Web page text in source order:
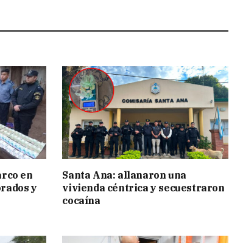
en
y
Santa Ana: allanaron una
vivienda céntrica y secuestraron
cocaína